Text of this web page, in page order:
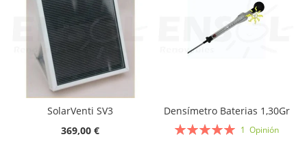
SolarVenti SV3
369,00 €
Densímetro Baterias 1,30Gr
Valoración:
1 Opinión